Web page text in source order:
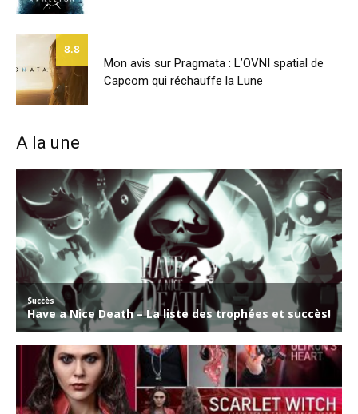
8.8
Mon avis sur Pragmata : L’OVNI spatial de
Capcom qui réchauffe la Lune
A la une